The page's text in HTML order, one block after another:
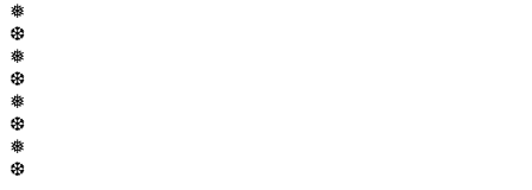
❅
❆
❅
❆
❅
❆
❅
❆